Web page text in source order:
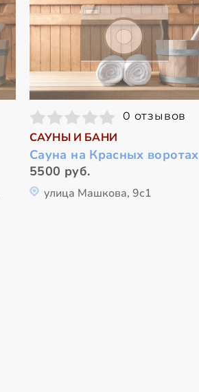
0 отзывов
САУНЫ И БАНИ
Сауна на Красных воротах
5500 руб.
улица Машкова, 9с1